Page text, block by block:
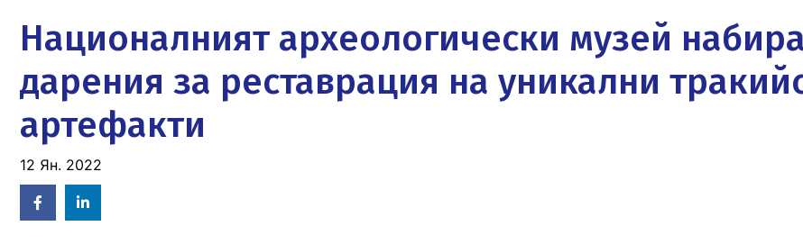
Националният археологически музей набира
дарения за реставрация на уникални
артефакти
12 Ян. 2022
Facebook
in